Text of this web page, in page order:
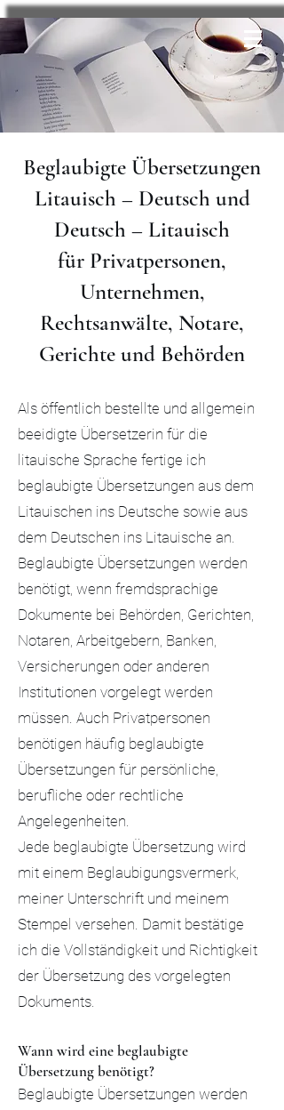
Beglaubigte Übersetzungen
Litauisch – Deutsch und
Deutsch – Litauisch
für Privatpersonen,
Unternehmen,
Rechtsanwälte, Notare,
Gerichte und Behörden
Als öffentlich bestellte und allgemein
beeidigte Übersetzerin für die
litauische Sprache fertige ich
beglaubigte Übersetzungen aus dem
Litauischen ins Deutsche sowie aus
dem Deutschen ins Litauische an.
Beglaubigte Übersetzungen werden
benötigt, wenn fremdsprachige
Dokumente bei Behörden, Gerichten,
Notaren, Arbeitgebern, Banken,
Versicherungen oder anderen
Institutionen vorgelegt werden
müssen. Auch Privatpersonen
benötigen häufig beglaubigte
Übersetzungen für persönliche,
berufliche oder rechtliche
Angelegenheiten.
Jede beglaubigte Übersetzung wird
mit einem Beglaubigungsvermerk,
meiner Unterschrift und meinem
Stempel versehen. Damit bestätige
ich die Vollständigkeit und Richtigkeit
der Übersetzung des vorgelegten
Dokuments.
Wann wird eine beglaubigte
Übersetzung benötigt?
Beglaubigte Übersetzungen werden